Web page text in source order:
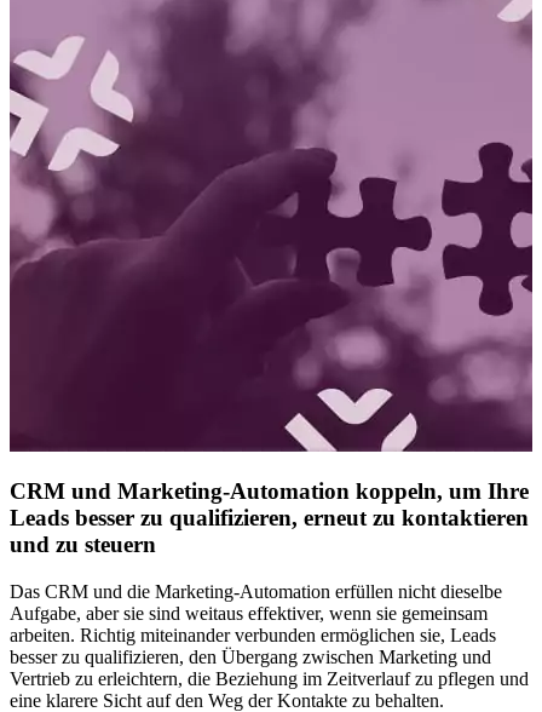
CRM und Marketing-Automation koppeln, um Ihre
Leads besser zu qualifizieren, erneut zu kontaktieren
und zu steuern
Das CRM und die Marketing-Automation erfüllen nicht dieselbe
Aufgabe, aber sie sind weitaus effektiver, wenn sie gemeinsam
arbeiten. Richtig miteinander verbunden ermöglichen sie, Leads
besser zu qualifizieren, den Übergang zwischen Marketing und
Vertrieb zu erleichtern, die Beziehung im Zeitverlauf zu pflegen und
eine klarere Sicht auf den Weg der Kontakte zu behalten.